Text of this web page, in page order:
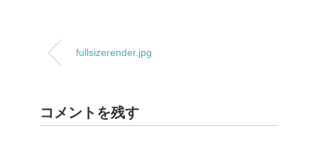
fullsizerender.jpg
コメントを残す